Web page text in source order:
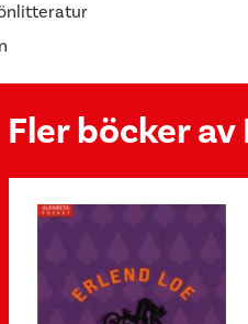
Fler böcker av